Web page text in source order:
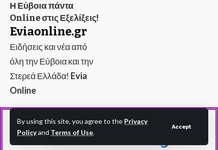
By using this site, you agree to the Privacy
Policyand Terms of Use.
Accept
Η Εύβοια πάντα
Online στις Εξελίξεις!
Eviaonline.gr
Ειδήσεις και νέα από
όλη την Εύβοια και την
Στερεά Ελλάδα! Evia
Online